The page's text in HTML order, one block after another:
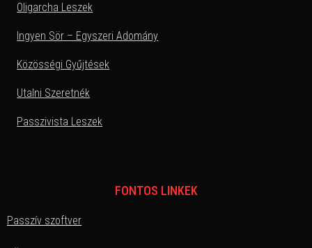
Oligarcha Leszek
Ingyen Sör – Egyszeri Adomány
Közösségi Gyűjtések
Utalni Szeretnék
Passzivista Leszek
FONTOS LINKEK
Passzív szoftver